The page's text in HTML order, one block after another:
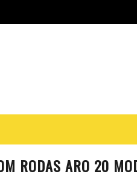
RODAS ARO 20